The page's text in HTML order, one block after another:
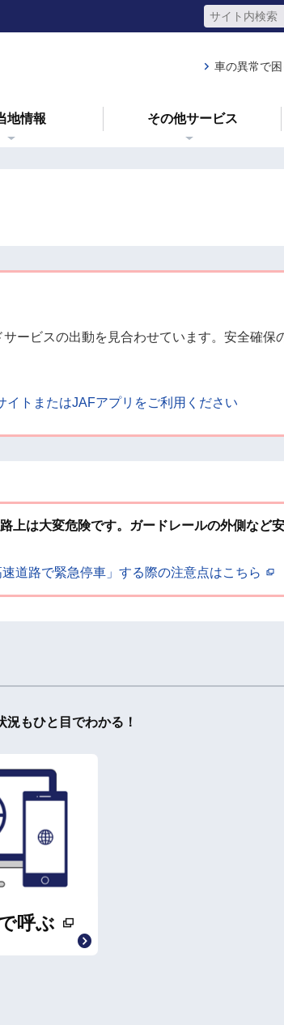
車の異常で
地情報 その他サービス
ービスの出動を見合わせています。安全確保
トまたはJAFアプリをご利用ください
上は大変危険です。ガードレールの外側など
速道路で緊急停車」する際の注意点はこちら
もひと目でわかる！
呼ぶ